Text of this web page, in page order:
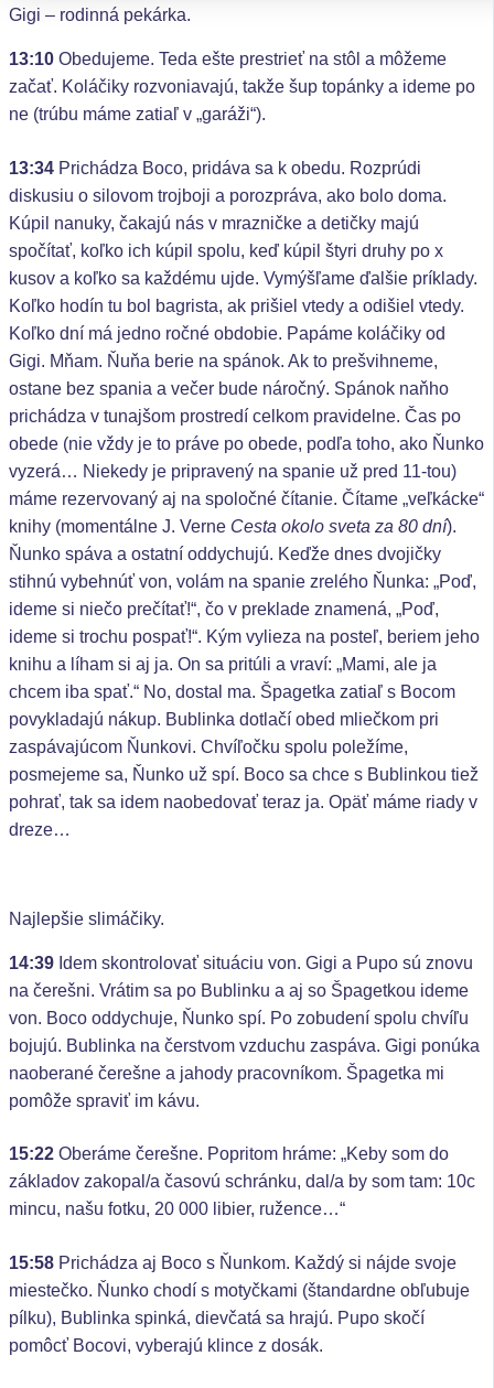
Gigi – rodinná pekárka.
13:10 Obedujeme. Teda ešte prestrieť na stôl a môžeme
začať. Koláčiky rozvoniavajú, takže šup topánky a ideme po
ne (trúbu máme zatiaľ v „garáži“).
13:34 Prichádza Boco, pridáva sa k obedu. Rozprúdi
diskusiu o silovom trojboji a porozpráva, ako bolo doma.
Kúpil nanuky, čakajú nás v mrazničke a detičky majú
spočítať, koľko ich kúpil spolu, keď kúpil štyri druhy po x
kusov a koľko sa každému ujde. Vymýšľame ďalšie príklady.
Koľko hodín tu bol bagrista, ak prišiel vtedy a odišiel vtedy.
Koľko dní má jedno ročné obdobie. Papáme koláčiky od
Gigi. Mňam. Ňuňa berie na spánok. Ak to prešvihneme,
ostane bez spania a večer bude náročný. Spánok naňho
prichádza v tunajšom prostredí celkom pravidelne. Čas po
obede (nie vždy je to práve po obede, podľa toho, ako Ňunko
vyzerá… Niekedy je pripravený na spanie už pred 11-tou)
máme rezervovaný aj na spoločné čítanie. Čítame „veľkácke“
knihy (momentálne J. Verne Cesta okolo sveta za 80 dní).
Ňunko spáva a ostatní oddychujú. Keďže dnes dvojičky
stihnú vybehnúť von, volám na spanie zrelého Ňunka: „Poď,
ideme si niečo prečítať!“, čo v preklade znamená, „Poď,
ideme si trochu pospať!“. Kým vylieza na posteľ, beriem jeho
knihu a líham si aj ja. On sa pritúli a vraví: „Mami, ale ja
chcem iba spať.“ No, dostal ma. Špagetka zatiaľ s Bocom
povykladajú nákup. Bublinka dotlačí obed mliečkom pri
zaspávajúcom Ňunkovi. Chvíľočku spolu poležíme,
posmejeme sa, Ňunko už spí. Boco sa chce s Bublinkou tiež
pohrať, tak sa idem naobedovať teraz ja. Opäť máme riady v
dreze…
Najlepšie slimáčiky.
14:39 Idem skontrolovať situáciu von. Gigi a Pupo sú znovu
na čerešni. Vrátim sa po Bublinku a aj so Špagetkou ideme
von. Boco oddychuje, Ňunko spí. Po zobudení spolu chvíľu
bojujú. Bublinka na čerstvom vzduchu zaspáva. Gigi ponúka
naoberané čerešne a jahody pracovníkom. Špagetka mi
pomôže spraviť im kávu.
15:22 Oberáme čerešne. Popritom hráme: „Keby som do
základov zakopal/a časovú schránku, dal/a by som tam: 10c
mincu, našu fotku, 20 000 libier, ružence…“
15:58 Prichádza aj Boco s Ňunkom. Každý si nájde svoje
miestečko. Ňunko chodí s motyčkami (štandardne obľubuje
pílku), Bublinka spinká, dievčatá sa hrajú. Pupo skočí
pomôcť Bocovi, vyberajú klince z dosák.